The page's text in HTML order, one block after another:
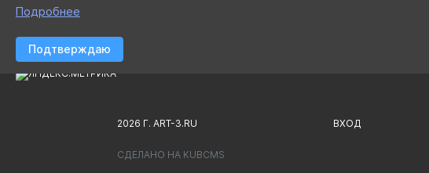
2026 Г. ART-3.RU ВХОД
СДЕЛАНО НА KUBCMS
Подробнее
Подтверждаю